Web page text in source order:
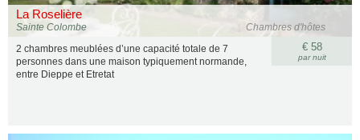
La Roselière
Chambres d'hôtes
Sainte Colombe
€ 58
par nuit
2 chambres meublées d’une capacité totale de 7
personnes dans une maison typiquement normande,
entre Dieppe et Etretat